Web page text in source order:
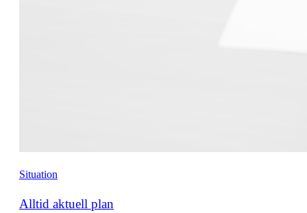
Situation
Alltid aktuell plan